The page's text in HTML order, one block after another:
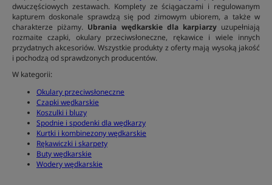
dwuczęściowych zestawach. Komplety ze ściągaczami i regulowanym
kapturem doskonale sprawdzą się pod zimowym ubiorem, a także w
charakterze piżamy. Ubrania wędkarskie dla karpiarzyuzupełniają
rozmaite czapki, okulary przeciwsłoneczne, rękawice i wiele innych
przydatnych akcesoriów. Wszystkie produkty z oferty mają wysoką jakość
i pochodzą od sprawdzonych producentów.
W kategorii:
Okulary przeciwsłoneczne
Czapki wędkarskie
Koszulki i bluzy
Spodnie i spodenki dla wędkarzy
Kurtki i kombinezony wędkarskie
Rękawiczki i skarpety
Buty wędkarskie
Wodery wędkarskie